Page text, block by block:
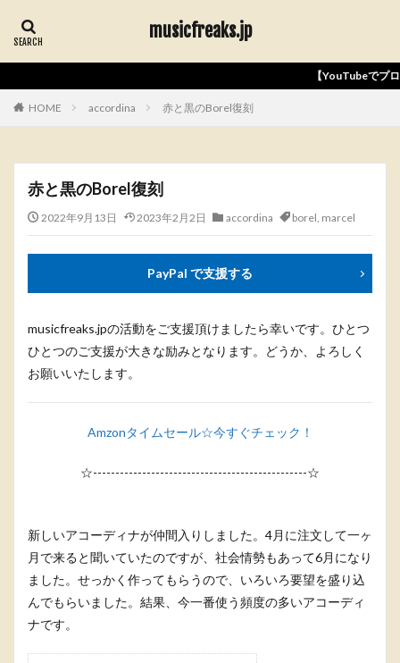
musicfreaks.jp
【YouTubeでプロモ動画公開
HOME accordina 赤と黒のBorel復刻
赤と黒のBorel復刻
2022年9月13日 2023年2月2日 accordina borel, marcel
PayPal で支援する
musicfreaks.jpの活動をご支援頂けましたら幸いです。ひとつ
ひとつのご支援が大きな励みとなります。どうか、よろしく
お願いいたします。
Amzonタイムセール☆今すぐチェック！
☆------------------------------------------------☆
新しいアコーディナが仲間入りしました。4月に注文して一ヶ
月で来ると聞いていたのですが、社会情勢もあって6月になり
ました。せっかく作ってもらうので、いろいろ要望を盛り込
んでもらいました。結果、今一番使う頻度の多いアコーディ
ナです。